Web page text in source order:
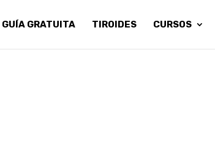
GUÍA GRATUITA TIROIDES CURSOS